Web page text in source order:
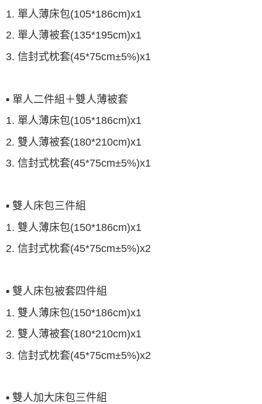
1. 單人薄床包(105*186cm)x1
2. 單人薄被套(135*195cm)x1
3. 信封式枕套(45*75cm±5%)x1
▪ 單人二件組＋雙人薄被套
1. 單人薄床包(105*186cm)x1
2. 雙人薄被套(180*210cm)x1
3. 信封式枕套(45*75cm±5%)x1
▪ 雙人床包三件組
1. 雙人薄床包(150*186cm)x1
2. 信封式枕套(45*75cm±5%)x2
▪ 雙人床包被套四件組
1. 雙人薄床包(150*186cm)x1
2. 雙人薄被套(180*210cm)x1
3. 信封式枕套(45*75cm±5%)x2
▪ 雙人加大床包三件組